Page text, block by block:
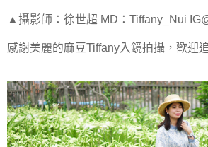
▲攝影師：徐世超 MD：Tiffany_Nui
感謝美麗的麻豆Tiffany入鏡拍攝，歡迎